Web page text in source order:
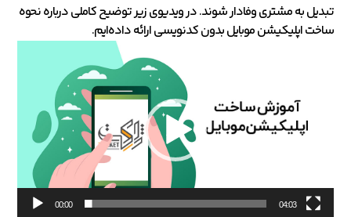
تبدیل به مشتری وفادار شوند. در ویدیوی زیر توضیح کاملی درباره نحوه
ساخت اپلیکیشن موبایل بدون کدنویسی ارائه داده‌ایم.
00:00 04:03